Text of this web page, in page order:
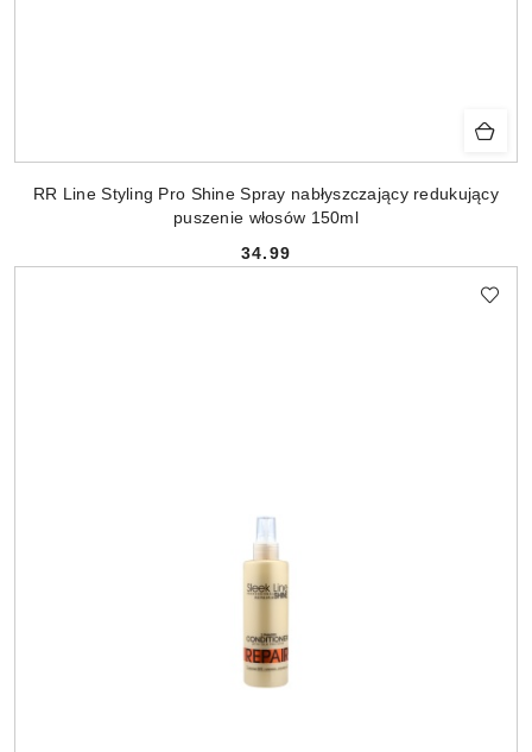
RR Line Styling Pro Shine Spray nabłyszczający redukujący
puszenie włosów 150ml
Cena:
34.99